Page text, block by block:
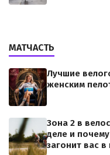
МАТЧАСТЬ
Лучшие
женским
Зона 2 в
деле и
загонит вас